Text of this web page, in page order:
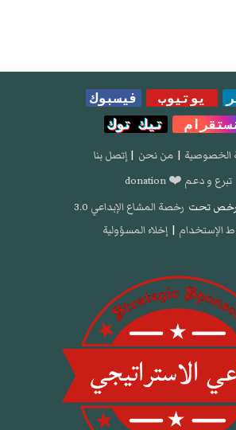
يوتيوب
فيسبوك
تيك توك
الخصوصية | من نحن | إتصل بنا
تبرع و دعم ❤️ donation
تحت رخصة المشاع الإبداعي 3.0
الإستخدام | إخلاء المسؤولية